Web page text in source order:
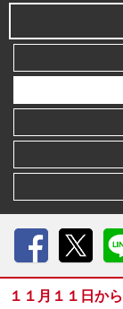
１１月１１日か